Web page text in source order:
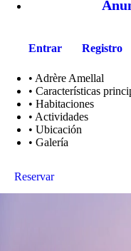
Entrar Registro
• Adrère Amellal
• Características
• Habitaciones
• Actividades
• Ubicación
• Galería
Reservar